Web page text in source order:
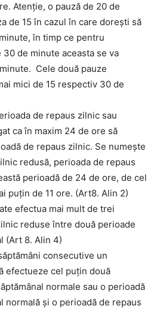
Atenție, o pauză de 20 de
de 15 în cazul în care dorești să
în timp ce pentru
de minute aceasta se va
Cele două pauze
mici de 15 respectiv 30 de
de repaus zilnic sau
ca în maxim 24 de ore să
de repaus zilnic. Se numește
redusă, perioada de repaus
perioadă de 24 de ore, de cel
puțin de 11 ore. (Art8. Alin 2)
efectua mai mult de trei
reduse între două perioade
(Art 8. Alin 4)
consecutive un
efectueze cel puțin două
normale sau o perioadă
normală și o perioadă de repaus